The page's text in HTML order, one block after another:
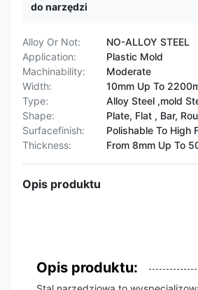
do narzędzi
Alloy Or Not:
NO-ALLOY STEEL
Application:
Plastic Mold
Machinability:
Moderate
Width:
10mm Up To
Type:
Alloy Steel ,mold
Shape:
Plate, Flat , Bar,
Surfacefinish:
Polishable To High
Thickness:
From 8mm Up To
Opis produktu
Opis produktu: